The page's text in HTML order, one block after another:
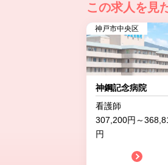
この求人を見
神戸市中央区
神鋼記念病院
看護師
307,200円～
円